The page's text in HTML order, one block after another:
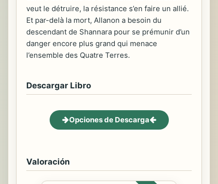
veut le détruire, la résistance s’en faire un allié.
Et par-delà la mort, Allanon a besoin du
descendant de Shannara pour se prémunir d’un
danger encore plus grand qui menace
l’ensemble des Quatre Terres.
Descargar Libro
Opciones de Descarga
Valoración